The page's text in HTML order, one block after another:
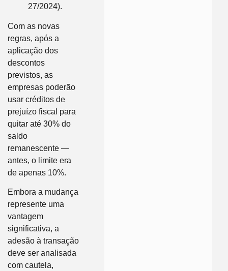
27/2024).
Com as novas
regras, após a
aplicação dos
descontos
previstos, as
empresas poderão
usar créditos de
prejuízo fiscal para
quitar até 30% do
saldo
remanescente —
antes, o limite era
de apenas 10%.
Embora a mudança
represente uma
vantagem
significativa, a
adesão à transação
deve ser analisada
com cautela,